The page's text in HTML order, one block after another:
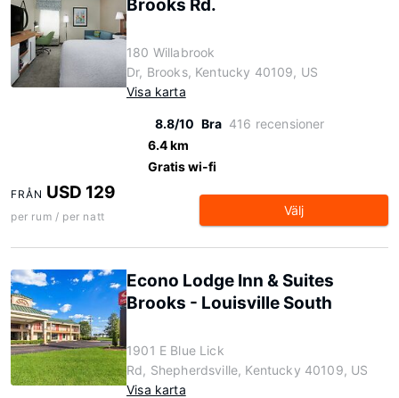
Brooks Rd.
180 Willabrook
Dr, Brooks, Kentucky 40109, US
Visa karta
8.8/10 Bra 416 recensioner
6.4 km
Gratis wi-fi
FRÅN USD 129
per rum / per natt Välj
Econo Lodge Inn & Suites
Brooks - Louisville South
1901 E Blue Lick
Rd, Shepherdsville, Kentucky 40109, US
Visa karta